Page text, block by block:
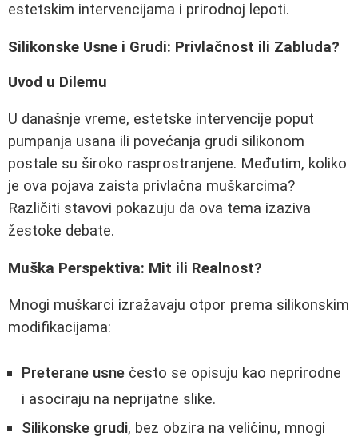
estetskim intervencijama i prirodnoj lepoti.
Silikonske Usne i Grudi: Privlačnost ili Zabluda?
Uvod u Dilemu
U današnje vreme, estetske intervencije poput
pumpanja usana ili povećanja grudi silikonom
postale su široko rasprostranjene. Međutim, koliko
je ova pojava zaista privlačna muškarcima?
Različiti stavovi pokazuju da ova tema izaziva
žestoke debate.
Muška Perspektiva: Mit ili Realnost?
Mnogi muškarci izražavaju otpor prema silikonskim
modifikacijama:
Preterane usne često se opisuju kao neprirodne
i asociraju na neprijatne slike.
Silikonske grudi, bez obzira na veličinu, mnogi